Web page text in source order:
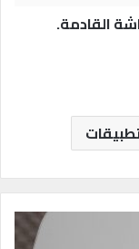
القادمة.